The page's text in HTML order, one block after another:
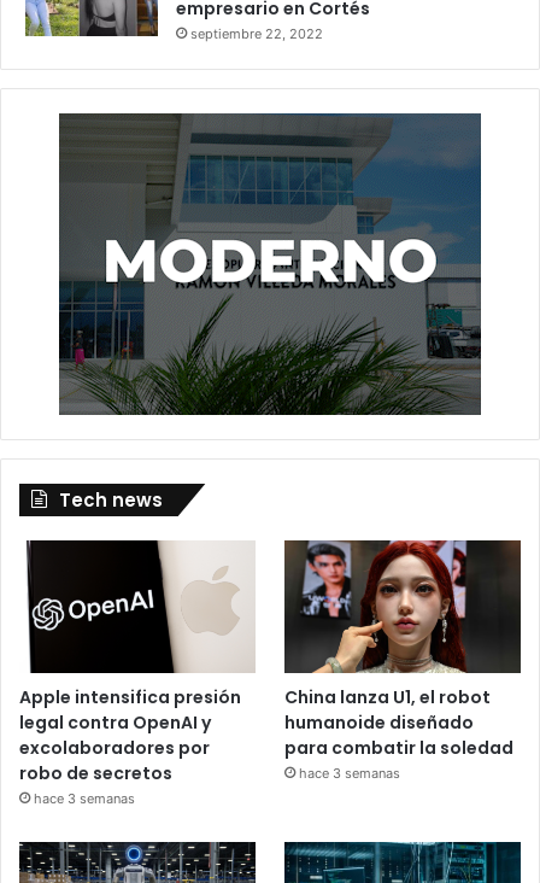
empresario en Cortés
septiembre 22, 2022
Tech news
Apple intensifica presión
legal contra OpenAI y
excolaboradores por
robo de secretos
hace 3 semanas
China lanza U1, el robot
humanoide diseñado
para combatir la soledad
hace 3 semanas